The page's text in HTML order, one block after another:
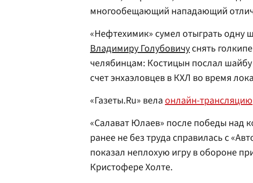
многообещающий нападающий
«Нефтехимик» сумел отыграть одну
Владимиру Голубовичуснять
челябинцам: Костицын послал
счет энхаэловцев в КХЛ во время
«Газеты.Ru» велаонлайн-трансляцию
«Салават Юлаев» после победы над
ранее не без труда справилась с
показал неплохую игру в обороне
Кристофере Холте.